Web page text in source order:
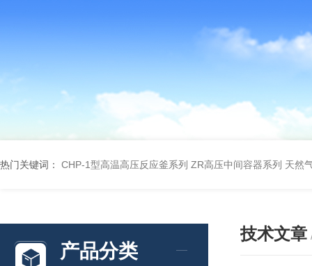
热门关键词： CHP-1型高温高压反应釜系列 ZR高压中间容器系列 天然
产品分类
技术文章